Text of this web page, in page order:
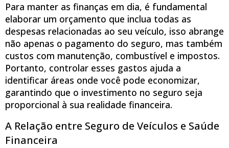
Para manter as finanças em dia, é fundamental
elaborar um orçamento que inclua todas as
despesas relacionadas ao seu veículo, isso abrange
não apenas o pagamento do seguro, mas também
custos com manutenção, combustível e impostos.
Portanto, controlar esses gastos ajuda a
identificar áreas onde você pode economizar,
garantindo que o investimento no seguro seja
proporcional à sua realidade financeira.
A Relação entre Seguro de Veículos e Saúde
Financeira